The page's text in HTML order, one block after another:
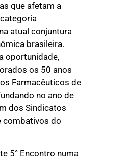
que afetam a
atual conjuntura
brasileira.
oportunidade,
os 50 anos
Farmacêuticos de
no ano de
dos Sindicatos
combativos do
5° Encontro numa